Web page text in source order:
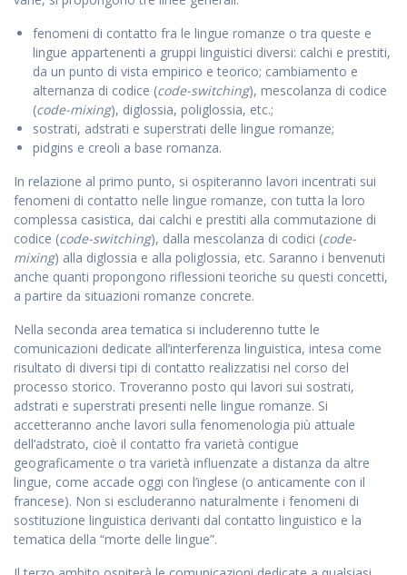
fenomeni di contatto fra le lingue romanze o tra queste e
lingue appartenenti a gruppi linguistici diversi: calchi e prestiti,
da un punto di vista empirico e teorico; cambiamento e
alternanza di codice (code-switching), mescolanza di codice
(code-mixing), diglossia, poliglossia, etc.;
sostrati, adstrati e superstrati delle lingue romanze;
pidgins e creoli a base romanza.
In relazione al primo punto, si ospiteranno lavori incentrati sui
fenomeni di contatto nelle lingue romanze, con tutta la loro
complessa casistica, dai calchi e prestiti alla commutazione di
codice (code-switching), dalla mescolanza di codici (code-
mixing) alla diglossia e alla poliglossia, etc. Saranno i benvenuti
anche quanti propongono riflessioni teoriche su questi concetti,
a partire da situazioni romanze concrete.
Nella seconda area tematica si includerenno tutte le
comunicazioni dedicate all’interferenza linguistica, intesa come
risultato di diversi tipi di contatto realizzatisi nel corso del
processo storico. Troveranno posto qui lavori sui sostrati,
adstrati e superstrati presenti nelle lingue romanze. Si
accetteranno anche lavori sulla fenomenologia più attuale
dell’adstrato, cioè il contatto fra varietà contigue
geograficamente o tra varietà influenzate a distanza da altre
lingue, come accade oggi con l’inglese (o anticamente con il
francese). Non si escluderanno naturalmente i fenomeni di
sostituzione linguistica derivanti dal contatto linguistico e la
tematica della “morte delle lingue”.